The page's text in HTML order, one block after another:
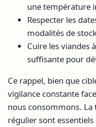
une température
Respecter les
modalités de
Cuire les viandes
suffisante pour
Ce rappel, bien que
vigilance constante
nous consommons.
régulier sont